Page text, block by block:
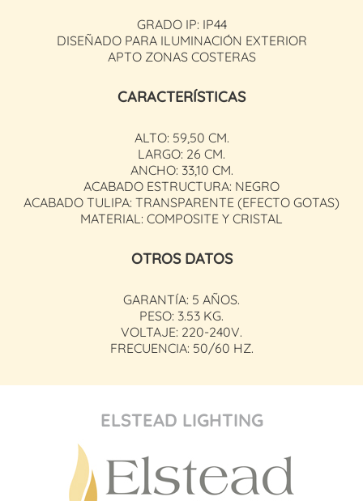
GRADO IP: IP44
DISEÑADO PARA ILUMINACIÓN EXTERIOR
APTO ZONAS COSTERAS
CARACTERÍSTICAS
ALTO: 59,50 CM.
LARGO: 26 CM.
ANCHO: 33,10 CM.
ACABADO ESTRUCTURA: NEGRO
ACABADO TULIPA: TRANSPARENTE (EFECTO GOTAS)
MATERIAL: COMPOSITE Y CRISTAL
OTROS DATOS
GARANTÍA: 5 AÑOS.
PESO: 3.53 KG.
VOLTAJE: 220-240V.
FRECUENCIA: 50/60 HZ.
ELSTEAD LIGHTING